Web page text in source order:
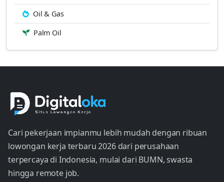
Oil & Gas
Palm Oil
Cari pekerjaan impianmu lebih mudah dengan ribuan
lowongan kerja terbaru 2026 dari perusahaan
terpercaya di Indonesia, mulai dari BUMN, swasta
hingga remote job.